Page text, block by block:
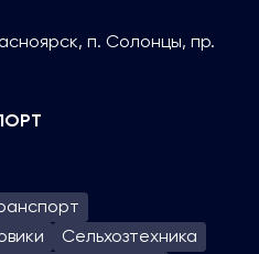
п. Солонцы, пр.
Сельхозтехника